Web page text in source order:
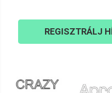
REGISZTRÁLJ